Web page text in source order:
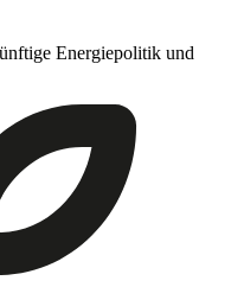
Energiepolitik und